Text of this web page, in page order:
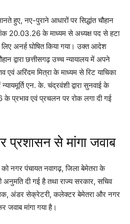
हुए, नए-पुराने आधारों पर सिद्धांत चौहान
20.03.26 के माध्यम से अध्यक्ष पद से हटा
अनर्ह घोषित किया गया। उक्त आदेश
द्वारा छत्तीसगढ़ उच्च न्यायालय में अपने
एवं अरिंदम मित्रा के माध्यम से रिट याचिका
एन. के. चंद्रवंशी द्वारा सुनवाई के
प्रभाव एवं प्रचलन पर रोक लगा दी गई
प्रशासन से मांगा जवाब
नगर पंचायत नवागढ़, जिला बेमेतरा के
अनुमति दी गई है तथा राज्य सरकार, सचिव
अंडर सेक्रेटरी, कलेक्टर बेमेतरा और नगर
जवाब मांगा गया है।